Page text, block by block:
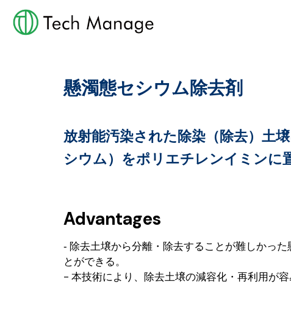
懸濁態セシウム除去剤
放射能汚染された除染（除去）土
シウム）をポリエチレンイミンに
Advantages
‐ 除去土壌から分離・除去することが難しかっ
とができる。
- 本技術により、除去土壌の減容化・再利用が容